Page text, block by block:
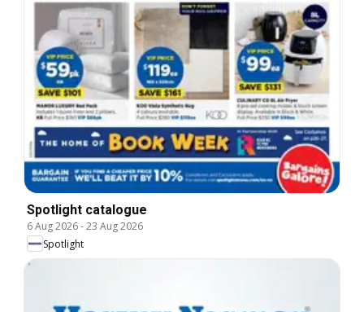
Spotlight catalogue
6 Aug 2026-23 Aug 2026
Spotlight